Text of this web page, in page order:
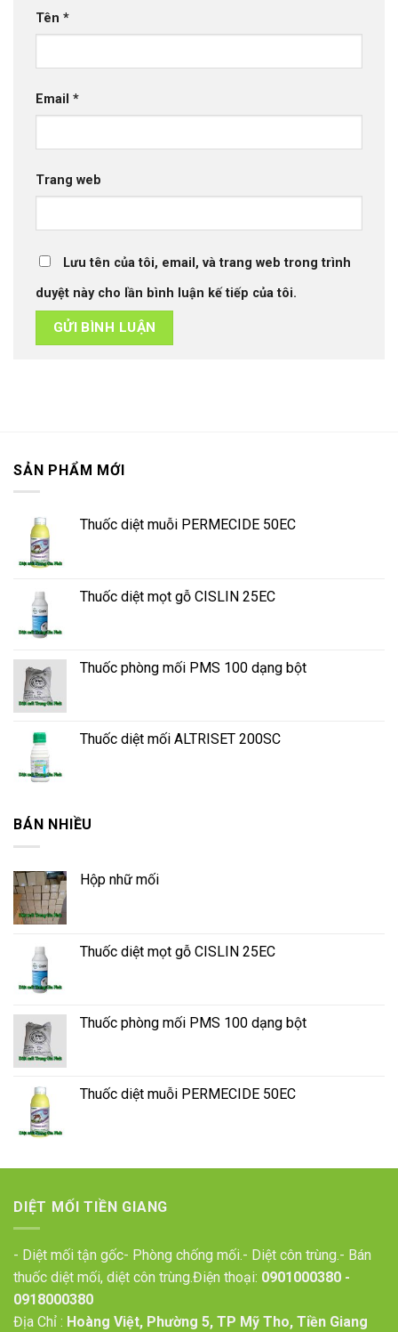
Tên *
Email *
Trang web
Lưu tên của tôi, email, và trang web trong trình
duyệt này cho lần bình luận kế tiếp của tôi.
SẢN PHẨM MỚI
Thuốc diệt muỗi PERMECIDE 50EC
Thuốc diệt mọt gỗ CISLIN 25EC
Thuốc phòng mối PMS 100 dạng bột
Thuốc diệt mối ALTRISET 200SC
BÁN NHIỀU
Hộp nhữ mối
Thuốc diệt mọt gỗ CISLIN 25EC
Thuốc phòng mối PMS 100 dạng bột
Thuốc diệt muỗi PERMECIDE 50EC
DIỆT MỐI TIỀN GIANG
- Diệt mối tận gốc- Phòng chống mối.- Diệt côn trùng.- Bán
thuốc diệt mối, diệt côn trùng.Điện thoại: 0901000380 -
0918000380
Địa Chỉ : Hoàng Việt, Phường 5, TP Mỹ Tho, Tiền Giang